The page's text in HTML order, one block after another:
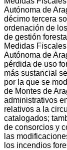
Autónoma de
décimo tercera
ordenación de
de gestión
Medidas
Autónoma de
pérdida de uso
más sustancial
por la que se
de Montes de
administrativos
relativos a la
catalogados;
de consorcios y
las
los incendios